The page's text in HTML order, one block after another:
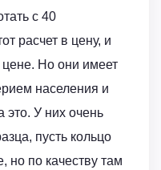
с 40
расчет в цену, и
цене. Но они имеет
населения и
это. У них очень
пусть кольцо
но по качеству там